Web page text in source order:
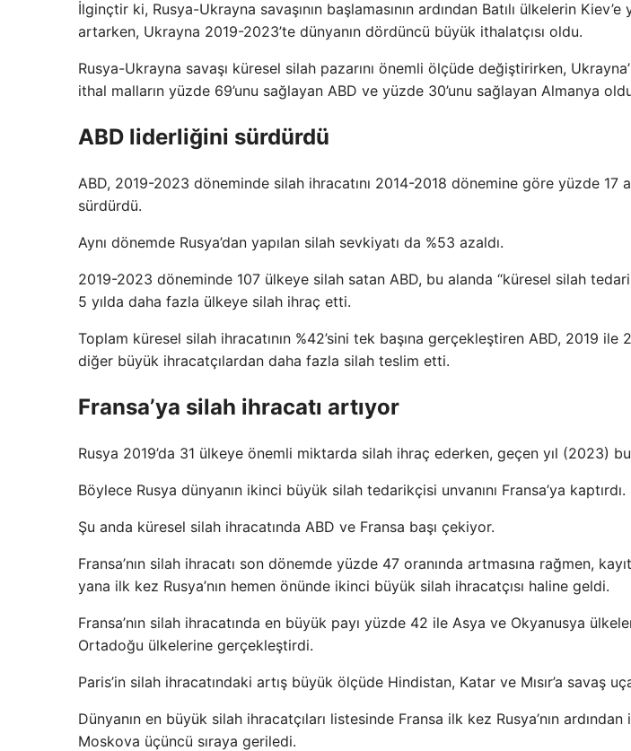
İlginçtir ki, Rusya-Ukrayna savaşının başlamasının ardından Batılı ülkelerin Kiev’e
artarken, Ukrayna 2019-2023’te dünyanın dördüncü büyük ithalatçısı oldu.
Rusya-Ukrayna savaşı küresel silah pazarını önemli ölçüde değiştirirken,
ithal malların yüzde 69’unu sağlayan ABD ve yüzde 30’unu sağlayan Almanya
ABD liderliğini sürdürdü
ABD, 2019-2023 döneminde silah ihracatını 2014-2018 dönemine göre yüzde 17
sürdürdü.
Aynı dönemde Rusya’dan yapılan silah sevkiyatı da %53 azaldı.
2019-2023 döneminde 107 ülkeye silah satan ABD, bu alanda “küresel silah
5 yılda daha fazla ülkeye silah ihraç etti.
Toplam küresel silah ihracatının %42’sini tek başına gerçekleştiren ABD, 2019 ile
diğer büyük ihracatçılardan daha fazla silah teslim etti.
Fransa’ya silah ihracatı artıyor
Rusya 2019’da 31 ülkeye önemli miktarda silah ihraç ederken, geçen yıl (2023)
Böylece Rusya dünyanın ikinci büyük silah tedarikçisi unvanını Fransa’ya kaptırdı.
Şu anda küresel silah ihracatında ABD ve Fransa başı çekiyor.
Fransa’nın silah ihracatı son dönemde yüzde 47 oranında artmasına rağmen,
yana ilk kez Rusya’nın hemen önünde ikinci büyük silah ihracatçısı haline geldi.
Fransa’nın silah ihracatında en büyük payı yüzde 42 ile Asya ve Okyanusya
Ortadoğu ülkelerine gerçekleştirdi.
Paris’in silah ihracatındaki artış büyük ölçüde Hindistan, Katar ve Mısır’a savaş
Dünyanın en büyük silah ihracatçıları listesinde Fransa ilk kez Rusya’nın ardından
Moskova üçüncü sıraya geriledi.